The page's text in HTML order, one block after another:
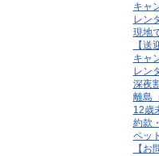
キャ
レン
現地
【送
キャ
レン
深夜
離島
12歳
約款
ペッ
【